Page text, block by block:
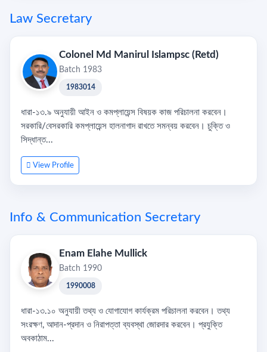
Law Secretary
Colonel Md Manirul Islampsc (Retd)
Batch 1983
1983014
ধারা-১৩.৯ অনুযায়ী আইন ও কমপ্লায়েন্স বিষয়ক কাজ পরিচালনা করবেন।
সরকারি/বেসরকারি কমপ্লায়েন্স হালনাগাদ রাখতে সমন্বয় করবেন। চুক্তি ও
সিদ্ধান্ত...
View Profile
Info & Communication Secretary
Enam Elahe Mullick
Batch 1990
1990008
ধারা-১৩.১০ অনুযায়ী তথ্য ও যোগাযোগ কার্যক্রম পরিচালনা করবেন। তথ্য
সংরক্ষণ, আদান-প্রদান ও নিরাপত্তা ব্যবস্থা জোরদার করবেন। প্রযুক্তি
অবকাঠাম...